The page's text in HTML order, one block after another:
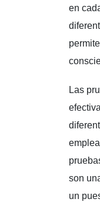
en
Las
son
un